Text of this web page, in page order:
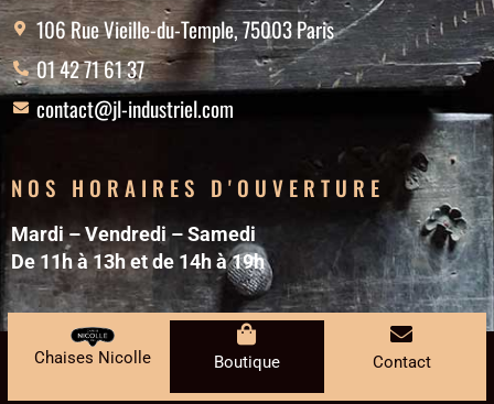
106 Rue Vieille-du-Temple, 75003 Paris
01 42 71 61 37
contact@jl-industriel.com
NOS HORAIRES D'OUVERTURE
Mardi – Vendredi – Samedi
De 11h à 13h et de 14h à 19h
© Jérôme Lepert Mobilier Industriel 2026 - Réalisé par
Chaises Nicolle Boutique Contact